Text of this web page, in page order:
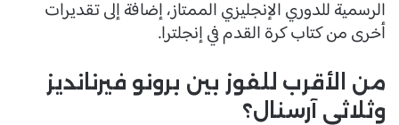
الرسمية للدوري الإنجليزي الممتاز، إضافة إلى تقديرات
أخرى من كتاب كرة القدم في إنجلترا.
من الأقرب للفوز بين برونو فيرنانديز
وثلاثي آرسنال؟